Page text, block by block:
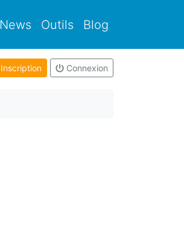
News Outils Blog
Inscription Connexion